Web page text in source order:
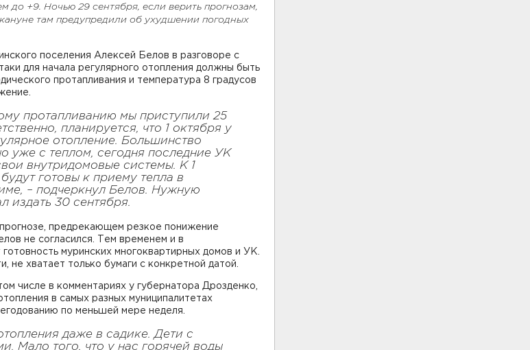
до +9. Ночью 29 сентября, если верить прогнозам,
там предупредили об ухудшении погодных
поселения Алексей Белов в разговоре с
для начала регулярного отопления должны быть
протапливания и температура 8 градусов
протапливанию мы приступили 25
планируется, что 1 октября у
отопление. Большинство
уже с теплом, сегодня последние УК
внутридомовые системы. К 1
готовы к приему тепла в
– подчеркнул Белов. Нужную
издать 30 сентября.
предрекающем резкое понижение
не согласился. Тем временем и в
муринских многоквартирных домов и УК.
не хватает только бумаги с конкретной датой.
числе в комментариях у губернатора Дрозденко,
в самых разных муниципалитетах
по меньшей мере неделя.
даже в садике. Дети с
Мало того, что у нас горячей воды